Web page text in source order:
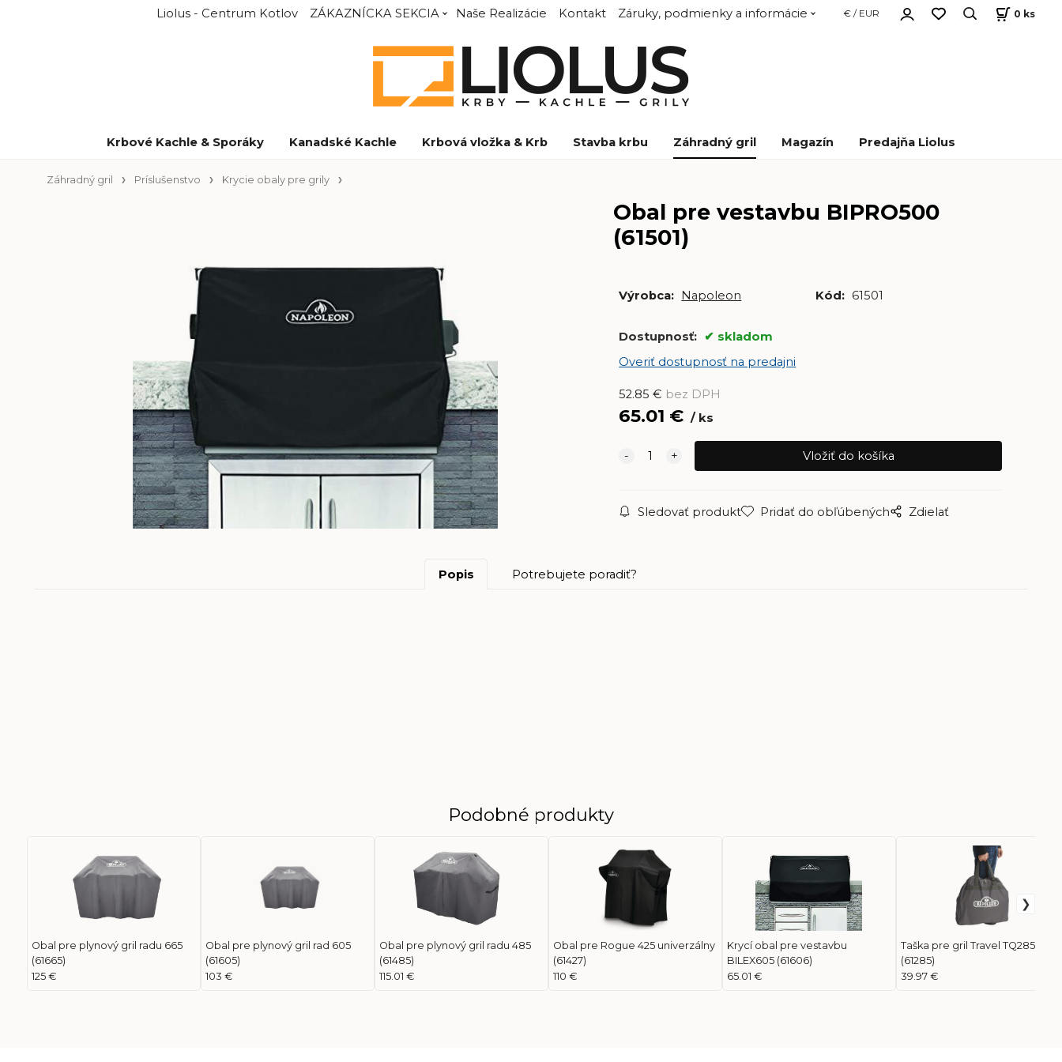
Liolus - Centrum Kotlov ZÁKAZNÍCKA SEKCIA Naše Realizácie Kontakt Záruky, podmienky a informácie € / EUR 0 ks
Krbové Kachle & Sporáky Kanadské Kachle Krbová vložka & Krb Stavba krbu Záhradný gril Magazín Predajňa Liolus
Záhradný gril Príslušenstvo Krycie obaly pre grily
Obal pre vestavbu BIPRO500
(61501)
Výrobca: Napoleon Kód: 61501
Dostupnosť:
skladom
Overiť dostupnosť na predajni
52.85 € bez DPH
65.01 € ks
Sledovať produkt Pridať do obľúbených Zdielať
Popis Potrebujete poradiť?
Podobné produkty
Obal pre plynový gril radu 665
(61665)
125 €
Obal pre plynový gril rad 605
(61605)
103 €
Obal pre plynový gril radu 485
(61485)
115.01 €
Obal pre Rogue 425 univerzálny
(61427)
110 €
Krycí obal pre vestavbu
BILEX605 (61606)
65.01 €
Taška pre gril Travel TQ285
(61285)
39.97 €